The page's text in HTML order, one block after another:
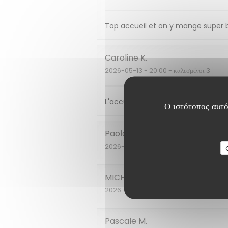
Ο ιστότοπος
Top accueil et on y mange super
CarolineK
2026-05-13 - 20:00 - καλεσμένοι 3
L'accueil, les plats oroposes,
Paola
2026-04-24
MICHELE
2026-04-20
Pascale M